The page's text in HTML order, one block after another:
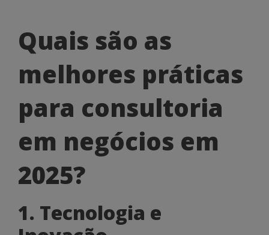
Quais
são
as
melhores
práticas
para
consultoria
negócios
Quais são as
melhores práticas
para consultoria
em negócios em
2025?
1. Tecnologia e